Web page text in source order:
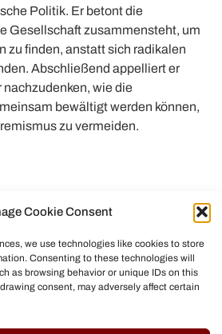
Cookie Consent
we use technologies like cookies to store
Consenting to these technologies will
as browsing behavior or unique IDs on this
consent, may adversely affect certain
Politik. Er betont die
Gesellschaft zusammensteht, um
zu finden, anstatt sich radikalen
Abschließend appelliert er
wie die
bewältigt werden können,
zu vermeiden.
to Chris Helmbrecht (2023)